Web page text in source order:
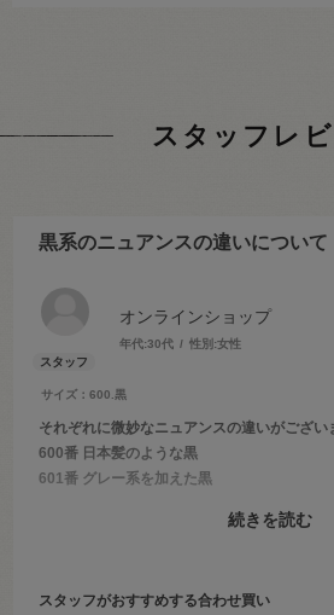
スタッフレ
オンラインショップ
年代:30代 性別:女性
サイズ：600.黒
黒系のニュアンスの違いについて
それぞれに微妙なニュアンスの違いがござい
600番 日本髪のような黒
601番 グレー系を加えた黒
こちらは2024年5月28日の新宿本店服飾館5F
続きを読む
スタッフがおすすめする合わせ買い